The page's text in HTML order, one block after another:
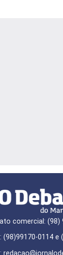
comercial: (98)
(98)99170-0114 e